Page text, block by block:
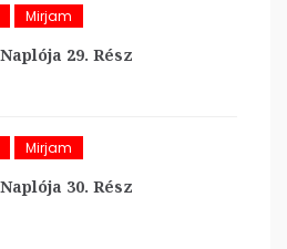
Mirjam
29. Rész
Mirjam
30. Rész